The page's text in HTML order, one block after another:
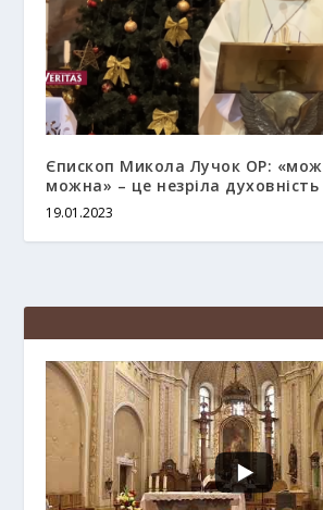
Єпископ Микола Лучок ОР:
можна» – це незріла духовність
19.01.2023